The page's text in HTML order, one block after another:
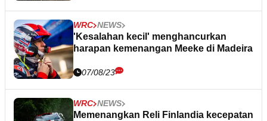
WRC NEWS
'Kesalahan kecil' menghancurkan
harapan kemenangan Meeke di Madeira
07/08/23
WRC NEWS
Memenangkan Reli Finlandia kecepatan